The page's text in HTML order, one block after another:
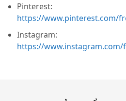
Pinterest:
https://www.pinterest.com/
Instagram:
https://www.instagram.com/